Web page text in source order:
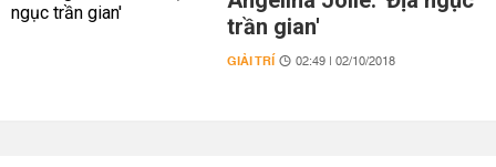
trần gian'
GIẢI TRÍ 02:49 | 02/10/2018